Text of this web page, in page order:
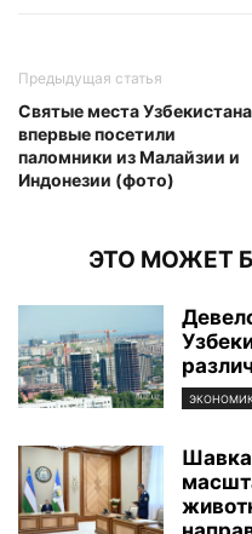
Предыдущая статья
Святые места Узбекистана
впервые посетили
паломники из Малайзии и
Индонезии (фото)
ЭТО МОЖЕТ